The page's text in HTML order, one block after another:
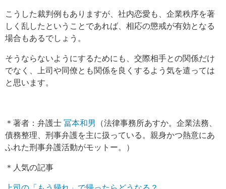
こうした裁判例もありますが、社内恋愛も、企業秩序を著
しく乱したということであれば、相応の懲戒が有効となる
場合もあるでしょう。
そうならないようにするためにも、交際相手との関係だけ
でなく、上司や同僚とも関係を良くするよう気を遣っては
と思います。
＊著者：弁護士 冨本和男
（法律事務所あすか。企業法務、
債務整理、刑事弁護を主に扱っている。親身かつ熱意にあ
ふれた刑事弁護活動がモットー。）
＊人気の記事